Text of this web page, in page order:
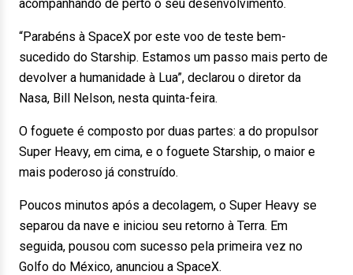
acompanhando de perto o seu desenvolvimento.
“Parabéns à SpaceX por este voo de teste bem-
sucedido do Starship. Estamos um passo mais perto de
devolver a humanidade à Lua”, declarou o diretor da
Nasa, Bill Nelson, nesta quinta-feira.
O foguete é composto por duas partes: a do propulsor
Super Heavy, em cima, e o foguete Starship, o maior e
mais poderoso já construído.
Poucos minutos após a decolagem, o Super Heavy se
separou da nave e iniciou seu retorno à Terra. Em
seguida, pousou com sucesso pela primeira vez no
Golfo do México, anunciou a SpaceX.